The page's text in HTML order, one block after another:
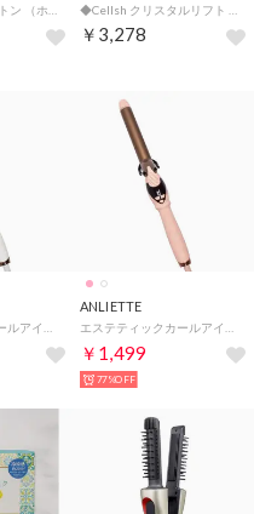
￥3,278
ANLIETTE
￥1,499
77%OFF